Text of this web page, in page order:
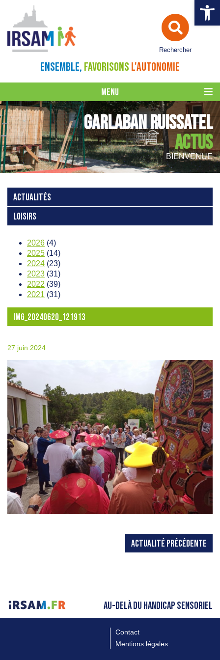
Ouvrir
Rechercher
ENSEMBLE, FAVORISONS L'AUTONOMIE
MENU
GARLABAN RUISSATEL
ACTUS
BIENVENUE
ACTUALITÉS
LOISIRS
2026 (4)
2025 (14)
2024 (23)
2023 (31)
2022 (39)
2021 (31)
IMG_20240620_121913
27 juin 2024
ACTUALITÉ PRÉCÉDENTE
AU-DELÀ DU HANDICAP SENSORIEL
Contact
Mentions légales